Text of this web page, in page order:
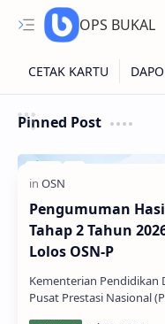
OPS BUKAL
Kartu NISN Foto
Kartu NISN
Pinned Post
Pengumuman
Tahap 2 Tahun
Lolos OSN-P
Kementerian Pendidikan
Pusat Prestasi Nasional (Puspresnas)